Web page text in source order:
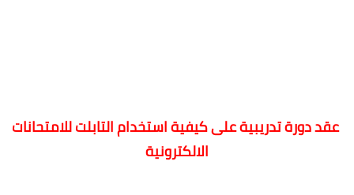
عقد دورة تدريبية على كيفية استخدام التابلت للامتحانات
الالكترونية